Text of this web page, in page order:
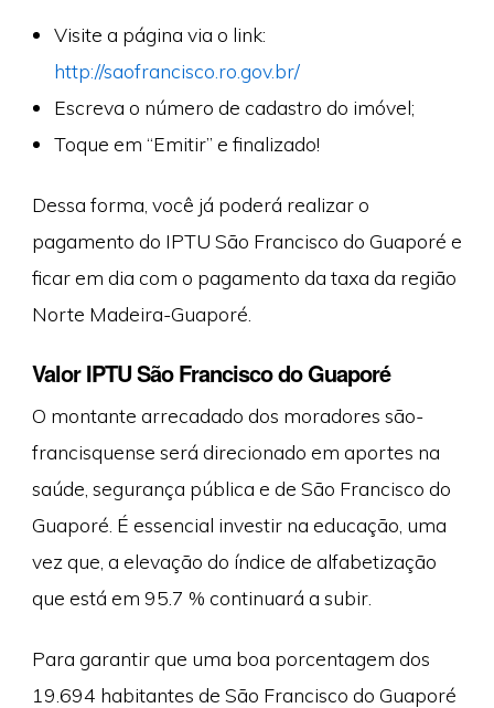
Visite a página via o link:
http://saofrancisco.ro.gov.br/
Escreva o número de cadastro do imóvel;
Toque em “Emitir” e finalizado!
Dessa forma, você já poderá realizar o
pagamento do IPTU São Francisco do Guaporé e
ficar em dia com o pagamento da taxa da região
Norte Madeira-Guaporé.
Valor IPTU São Francisco do Guaporé
O montante arrecadado dos moradores são-
francisquense será direcionado em aportes na
saúde, segurança pública e de São Francisco do
Guaporé. É essencial investir na educação, uma
vez que, a elevação do índice de alfabetização
que está em 95.7 % continuará a subir.
Para garantir que uma boa porcentagem dos
19.694 habitantes de São Francisco do Guaporé